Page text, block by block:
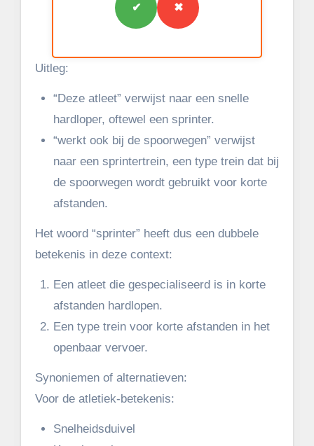
✔ ✖
Uitleg:
“Deze atleet” verwijst naar een snelle
hardloper, oftewel een sprinter.
“werkt ook bij de spoorwegen” verwijst
naar een sprintertrein, een type trein dat bij
de spoorwegen wordt gebruikt voor korte
afstanden.
Het woord “sprinter” heeft dus een dubbele
betekenis in deze context:
Een atleet die gespecialiseerd is in korte
afstanden hardlopen.
Een type trein voor korte afstanden in het
openbaar vervoer.
Synoniemen of alternatieven:
Voor de atletiek-betekenis:
Snelheidsduivel